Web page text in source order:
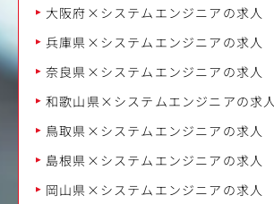
大阪府×システムエンジニアの求人
兵庫県×システムエンジニアの求人
奈良県×システムエンジニアの求人
和歌山県×システムエンジニアの求人
鳥取県×システムエンジニアの求人
島根県×システムエンジニアの求人
岡山県×システムエンジニアの求人